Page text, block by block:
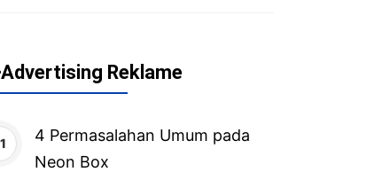
Advertising Reklame
4 Permasalahan Umum pada
Neon Box